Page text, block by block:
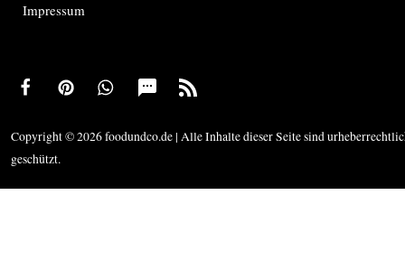
Impressum
Copyright © 2026 foodundco.de | Alle Inhalte dieser Seite sind
geschützt.